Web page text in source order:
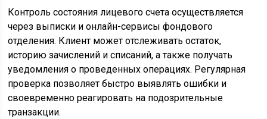
Контроль состояния лицевого счета осуществляется
через выписки и онлайн-сервисы фондового
отделения. Клиент может отслеживать остаток,
историю зачислений и списаний, а также получать
уведомления о проведенных операциях. Регулярная
проверка позволяет быстро выявлять ошибки и
своевременно реагировать на подозрительные
транзакции.